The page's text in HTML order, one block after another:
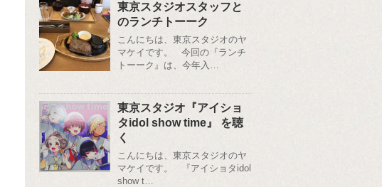
東京スタジオスタッフと
のランチトーーク
こんにちは、東京スタジオのヤ
マケイです。 今回の『ランチ
トーーク』は、今年入…
東京スタジオ『アイショ
タidol show time』 を聴
く
こんにちは、東京スタジオのヤ
マケイです。 『アイショタidol
show t…